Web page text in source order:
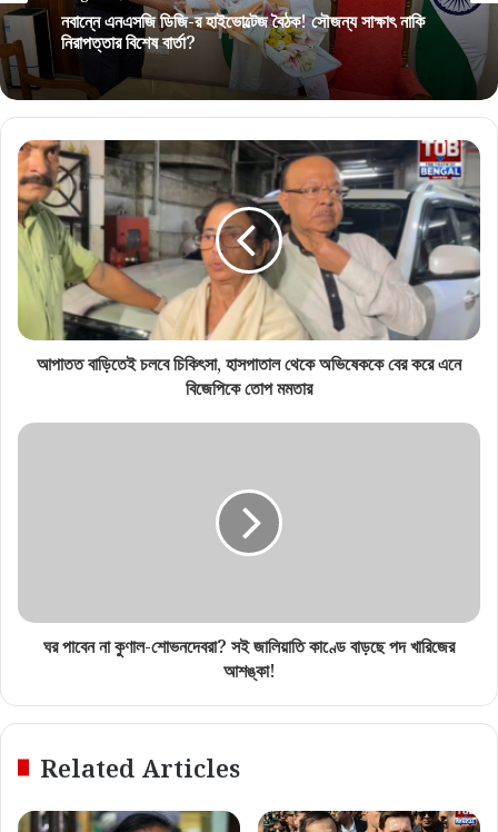
August 7, 2026
নবান্নে এনএসজি ডিজি-র হাইভোল্টেজ বৈঠক! সৌজন্য সাক্ষাৎ নাকি
নিরাপত্তার বিশেষ বার্তা?
August 7, 2026
কলকাতায় ২০৯ ও হাওড়ায় ৬৮টি ওয়ার্ড! ১২ আগস্ট বিধানসভায় বড়
বিল আনছে শুভেন্দু সরকার
আপাতত বাড়িতেই চলবে চিকিৎসা, হাসপাতাল থেকে অভিষেককে বের করে এনে
বিজেপিকে তোপ মমতার
ঘর পাবেন না কুণাল-শোভনদেবরা? সই জালিয়াতি কাণ্ডে বাড়ছে পদ খারিজের
আশঙ্কা!
Related Articles